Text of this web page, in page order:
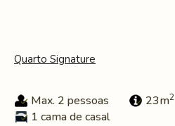
Quarto Signature
Max. 2 pessoas 23m2
1 cama de casal